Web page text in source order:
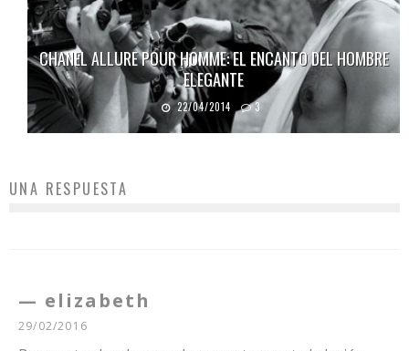
CHANEL ALLURE POUR HOMME: EL ENCANTO DEL HOMBRE
ELEGANTE
22/04/2014 3
UNA RESPUESTA
elizabeth
29/02/2016